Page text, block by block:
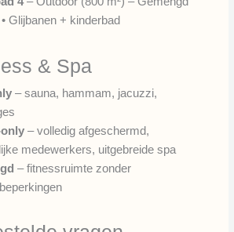
Glijbanen + kinderbad
& Spa
– sauna, hammam, jacuzzi,
– volledig afgeschermd,
medewerkers, uitgebreide spa
– fitnessruimte zonder